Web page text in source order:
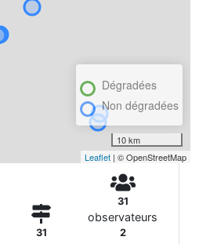
Dégradées
Non dégradées
10 km
Leaflet | © OpenStreetMap
31
31
observateurs
2